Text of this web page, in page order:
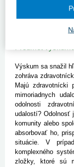
fungovanie
zabezpečenia
Výskum sa snažil
zohráva
Majú zdravotnícki
mimoriadnych
odolnosti
udalostí? Odolnosť
komunity alebo
absorbovať ho,
situácie. V
komplexného
zložky, ktoré sú